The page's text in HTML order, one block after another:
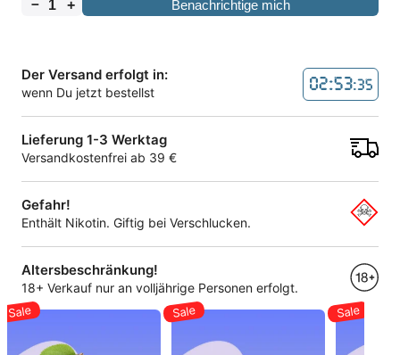
－ + Benachrichtige mich
Der Versand erfolgt in:
wenn Du jetzt bestellst 02:53:35
Lieferung 1-3 Werktag
Versandkostenfrei ab 39 €
Gefahr!
Enthält Nikotin. Giftig bei Verschlucken.
Altersbeschränkung!
18+ Verkauf nur an volljährige Personen erfolgt.